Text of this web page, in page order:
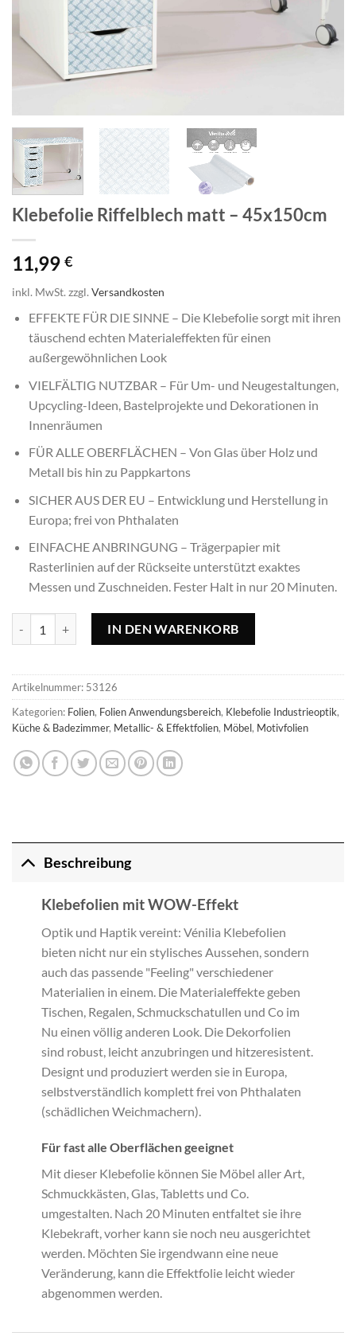
Klebefolie Riffelblech matt – 45x150cm
11,99 €
inkl. MwSt. zzgl. Versandkosten
EFFEKTE FÜR DIE SINNE – Die Klebefolie sorgt mit ihren
täuschend echten Materialeffekten für einen
außergewöhnlichen Look
VIELFÄLTIG NUTZBAR – Für Um- und Neugestaltungen,
Upcycling-Ideen, Bastelprojekte und Dekorationen in
Innenräumen
FÜR ALLE OBERFLÄCHEN – Von Glas über Holz und
Metall bis hin zu Pappkartons
SICHER AUS DER EU – Entwicklung und Herstellung in
Europa; frei von Phthalaten
EINFACHE ANBRINGUNG – Trägerpapier mit
Rasterlinien auf der Rückseite unterstützt exaktes
Messen und Zuschneiden. Fester Halt in nur 20 Minuten.
IN DEN WARENKORB
Artikelnummer: 53126
Kategorien: Folien, Folien Anwendungsbereich, Klebefolie Industrieoptik,
Küche & Badezimmer, Metallic- & Effektfolien, Möbel, Motivfolien
Beschreibung
Klebefolien mit WOW-Effekt
Optik und Haptik vereint: Vénilia Klebefolien
bieten nicht nur ein stylisches Aussehen, sondern
auch das passende "Feeling" verschiedener
Materialien in einem. Die Materialeffekte geben
Tischen, Regalen, Schmuckschatullen und Co im
Nu einen völlig anderen Look. Die Dekorfolien
sind robust, leicht anzubringen und hitzeresistent.
Designt und produziert werden sie in Europa,
selbstverständlich komplett frei von Phthalaten
(schädlichen Weichmachern).
Für fast alle Oberflächen geeignet
Mit dieser Klebefolie können Sie Möbel aller Art,
Schmuckkästen, Glas, Tabletts und Co.
umgestalten. Nach 20 Minuten entfaltet sie ihre
Klebekraft, vorher kann sie noch neu ausgerichtet
werden. Möchten Sie irgendwann eine neue
Veränderung, kann die Effektfolie leicht wieder
abgenommen werden.